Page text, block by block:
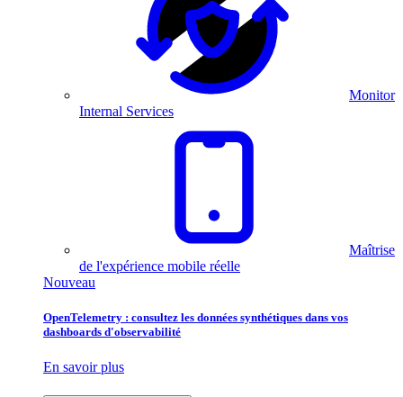
Monitor
Internal Services
Maîtrise
de l'expérience mobile réelle
Nouveau
OpenTelemetry : consultez les données synthétiques dans vos
dashboards d'observabilité
En savoir plus